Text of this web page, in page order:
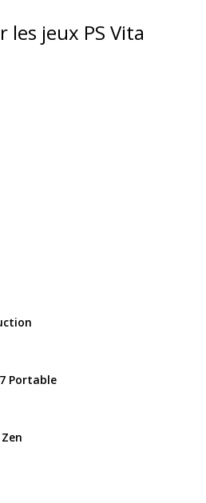
les jeux PS Vita
Portable